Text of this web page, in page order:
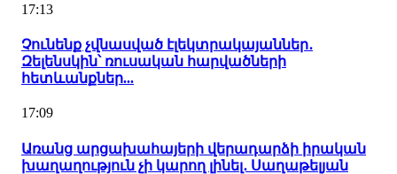
17:13
Չունենք չվնասված էլեկտրակայաններ․
Զելենսկին՝ ռուսական հարվածների
հետևանքներ...
17:09
Առանց արցախահայերի վերադարձի իրական
խաղաղություն չի կարող լինել․ Սաղաթելյան